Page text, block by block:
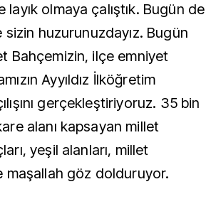
olmaya çalıştık. Bugün de
huzurunuzdayız. Bugün
Bahçemizin, ilçe emniyet
Ayyıldız İlköğretim
gerçekleştiriyoruz. 35 bin
alanı kapsayan millet
yeşil alanları, millet
maşallah göz dolduruyor.